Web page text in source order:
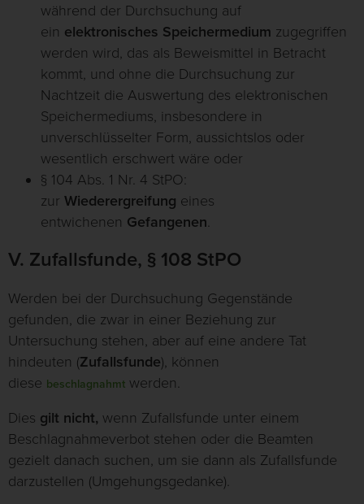
während der Durchsuchung auf
ein elektronisches Speichermedium zugegriffen
werden wird, das als Beweismittel in Betracht
kommt, und ohne die Durchsuchung zur
Nachtzeit die Auswertung des elektronischen
Speichermediums, insbesondere in
unverschlüsselter Form, aussichtslos oder
wesentlich erschwert wäre oder
§ 104 Abs. 1 Nr. 4 StPO:
zur Wiederergreifung eines
entwichenen Gefangenen.
V. Zufallsfunde, § 108 StPO
Werden bei der Durchsuchung Gegenstände
gefunden, die zwar in einer Beziehung zur
Untersuchung stehen, aber auf eine andere Tat
hindeuten (Zufallsfunde), können
diese beschlagnahmt werden.
Dies gilt nicht, wenn Zufallsfunde unter einem
Beschlagnahmeverbot stehen oder die Beamten
gezielt danach suchen, um sie dann als Zufallsfunde
darzustellen (Umgehungsgedanke).